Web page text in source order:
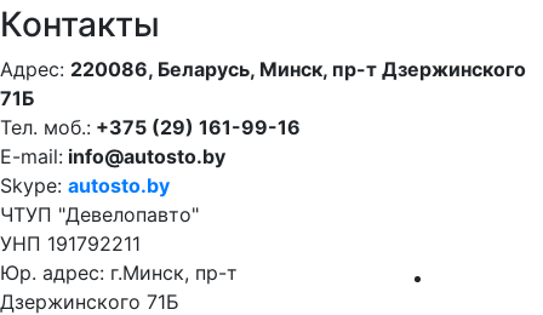
Контакты
Адрес: 220086, Беларусь, Минск, пр-т Дзержинского
71Б
Тел. моб.: +375 (29) 161-99-16
E-mail: info@autosto.by
Skype: autosto.by
ЧТУП "Девелопавто"
УНП 191792211
Юр. адрес: г.Минск, пр-т
Дзержинского 71Б